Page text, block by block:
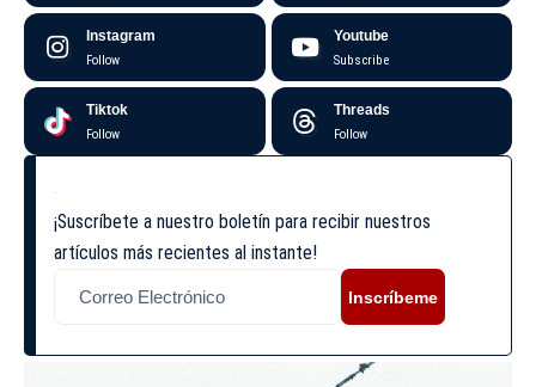
Instagram
Follow
Youtube
Subscribe
Tiktok
Follow
Threads
Follow
¡Suscríbete a nuestro boletín para recibir nuestros
artículos más recientes al instante!
Inscríbeme